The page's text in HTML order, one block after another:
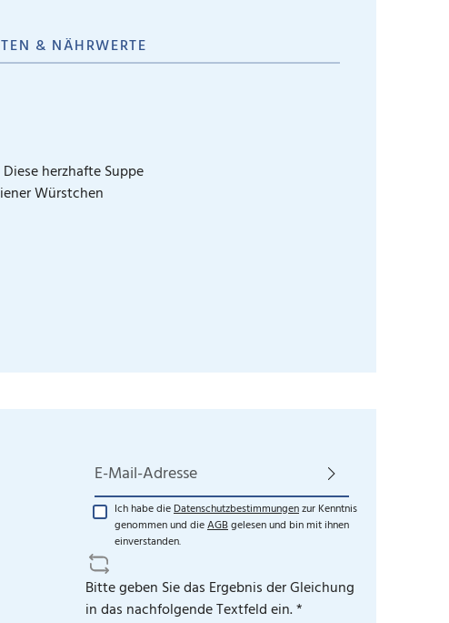
& NÄHRWERTE
herzhafte Suppe
Würstchen
E-Mail-Adresse*
Ich habe dieDatenschutzbestimmungenzur Kenntnis
genommen und dieAGBgelesen und bin mit ihnen
einverstanden.
Bitte geben Sie das Ergebnis der Gleichung
in das nachfolgende Textfeld ein. *